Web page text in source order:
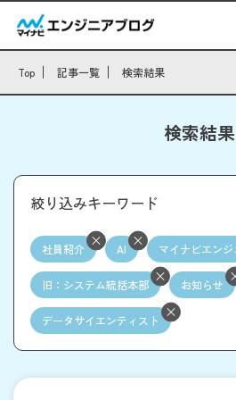
Top 記事一覧 検索結果
検索結果
絞り込みキーワード
社員紹介 AI マイナビエン
旧：システム統括本部 お知らせ
データサイエンティスト